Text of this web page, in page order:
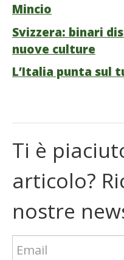
Mincio
Svizzera: binari
nuove culture
L’Italia punta sul
Ti è
articolo?
nostre